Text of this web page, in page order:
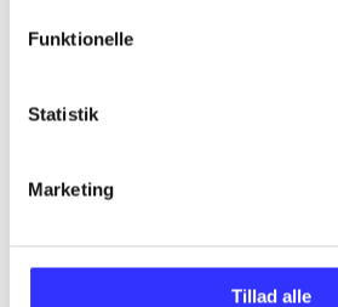
Funktionelle
Statistik
Marketing
Tillad alle
Artikler